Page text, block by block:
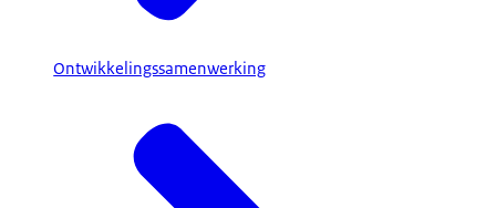
Ontwikkelingssamenwerking